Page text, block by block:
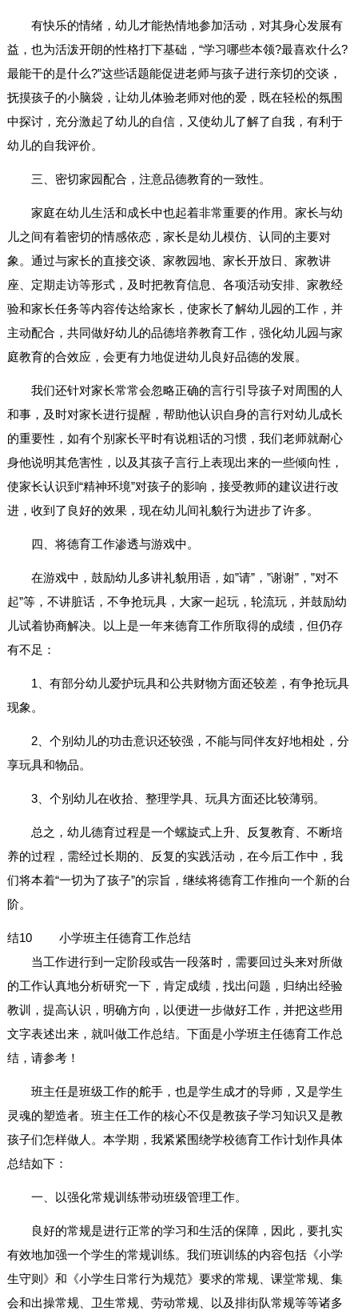
有快乐的情绪，幼儿才能热情地参加活动，对其身心发展有
益，也为活泼开朗的性格打下基础，“学习哪些本领?最喜欢什么?
最能干的是什么?”这些话题能促进老师与孩子进行亲切的交谈，
抚摸孩子的小脑袋，让幼儿体验老师对他的爱，既在轻松的氛围
中探讨，充分激起了幼儿的自信，又使幼儿了解了自我，有利于
幼儿的自我评价。
三、密切家园配合，注意品德教育的一致性。
家庭在幼儿生活和成长中也起着非常重要的作用。家长与幼
儿之间有着密切的情感依恋，家长是幼儿模仿、认同的主要对
象。通过与家长的直接交谈、家教园地、家长开放日、家教讲
座、定期走访等形式，及时把教育信息、各项活动安排、家教经
验和家长任务等内容传达给家长，使家长了解幼儿园的工作，并
主动配合，共同做好幼儿的品德培养教育工作，强化幼儿园与家
庭教育的合效应，会更有力地促进幼儿良好品德的发展。
我们还针对家长常常会忽略正确的言行引导孩子对周围的人
和事，及时对家长进行提醒，帮助他认识自身的言行对幼儿成长
的重要性，如有个别家长平时有说粗话的习惯，我们老师就耐心
身他说明其危害性，以及其孩子言行上表现出来的一些倾向性，
使家长认识到“精神环境”对孩子的影响，接受教师的建议进行改
进，收到了良好的效果，现在幼儿间礼貌行为进步了许多。
四、将德育工作渗透与游戏中。
在游戏中，鼓励幼儿多讲礼貌用语，如”请”，”谢谢”，”对不
起”等，不讲脏话，不争抢玩具，大家一起玩，轮流玩，并鼓励幼
儿试着协商解决。以上是一年来德育工作所取得的成绩，但仍存
有不足：
1、有部分幼儿爱护玩具和公共财物方面还较差，有争抢玩具
现象。
2、个别幼儿的功击意识还较强，不能与同伴友好地相处，分
享玩具和物品。
3、个别幼儿在收拾、整理学具、玩具方面还比较薄弱。
总之，幼儿德育过程是一个螺旋式上升、反复教育、不断培
养的过程，需经过长期的、反复的实践活动，在今后工作中，我
们将本着“一切为了孩子”的宗旨，继续将德育工作推向一个新的台
阶。
结10
当工作进行到一定阶段或告一段落时，需要回过头来对所做
的工作认真地分析研究一下，肯定成绩，找出问题，归纳出经验
教训，提高认识，明确方向，以便进一步做好工作，并把这些用
文字表述出来，就叫做工作总结。下面是小学班主任德育工作总
结，请参考！
小学班主任德育工作总结
班主任是班级工作的舵手，也是学生成才的导师，又是学生
灵魂的塑造者。班主任工作的核心不仅是教孩子学习知识又是教
孩子们怎样做人。本学期，我紧紧围绕学校德育工作计划作具体
总结如下：
一、以强化常规训练带动班级管理工作。
良好的常规是进行正常的学习和生活的保障，因此，要扎实
有效地加强一个学生的常规训练。我们班训练的内容包括《小学
生守则》和《小学生日常行为规范》要求的常规、课堂常规、集
会和出操常规、卫生常规、劳动常规、以及排街队常规等等诸多